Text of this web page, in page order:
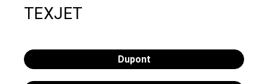
TEXJET
Dupont